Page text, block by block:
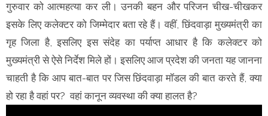
गुरुवार को आत्महत्या कर ली। उनकी बहन और परिजन चीख-चीखकर
इसके लिए कलेक्टर को जिम्मेदार बता रहे हैं। वहीं, छिंदवाड़ा मुख्यमंत्री का
गृह जिला है, इसलिए इस संदेह का पर्याप्त आधार है कि कलेक्टर को
मुख्यमंत्री से ऐसे निर्देश मिले हों। इसलिए आज प्रदेश की जनता यह जानना
चाहती है कि आप बात-बात पर जिस छिंदवाड़ा मॉडल की बात करते हैं, क्या
हो रहा है वहां पर? वहां कानून व्यवस्था की क्या हालत है?